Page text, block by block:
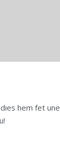
hem fet